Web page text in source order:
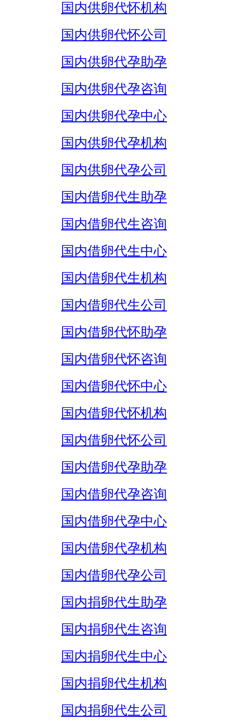
国内供卵代怀机构
国内供卵代怀公司
国内供卵代孕助孕
国内供卵代孕咨询
国内供卵代孕中心
国内供卵代孕机构
国内供卵代孕公司
国内借卵代生助孕
国内借卵代生咨询
国内借卵代生中心
国内借卵代生机构
国内借卵代生公司
国内借卵代怀助孕
国内借卵代怀咨询
国内借卵代怀中心
国内借卵代怀机构
国内借卵代怀公司
国内借卵代孕助孕
国内借卵代孕咨询
国内借卵代孕中心
国内借卵代孕机构
国内借卵代孕公司
国内捐卵代生助孕
国内捐卵代生咨询
国内捐卵代生中心
国内捐卵代生机构
国内捐卵代生公司